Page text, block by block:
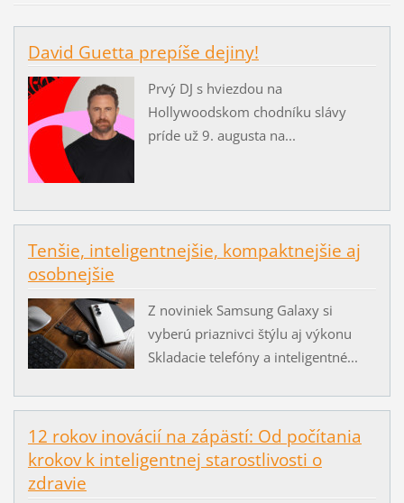
David Guetta prepíše dejiny!
Prvý DJ s hviezdou na
Hollywoodskom chodníku slávy
príde už 9. augusta na...
Tenšie, inteligentnejšie, kompaktnejšie aj
osobnejšie
Z noviniek Samsung Galaxy si
vyberú priaznivci štýlu aj výkonu
Skladacie telefóny a inteligentné...
12 rokov inovácií na zápästí: Od počítania
krokov k inteligentnej starostlivosti o
zdravie